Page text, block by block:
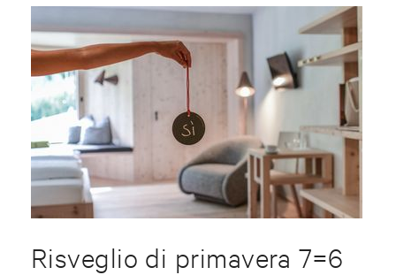
Risveglio di primavera 7=6